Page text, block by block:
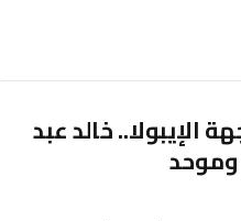
الإيبولا.. خالد عبد
وموحد